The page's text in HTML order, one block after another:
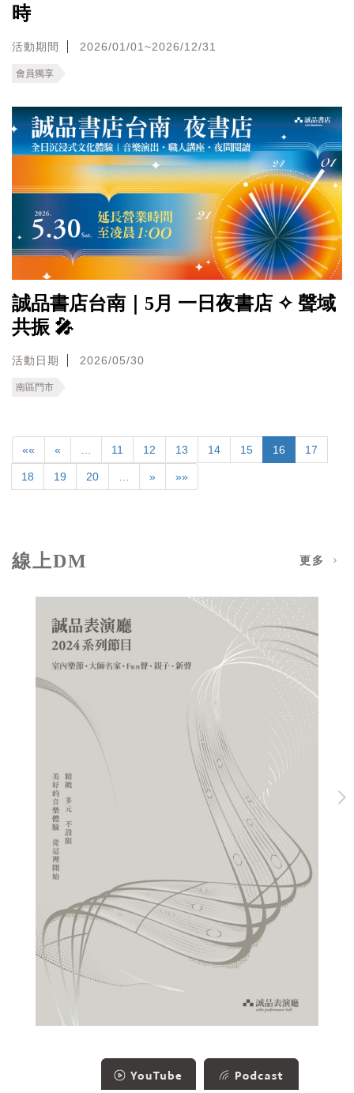
時
活動期間 2026/01/01~2026/12/31
會員獨享
誠品書店台南｜5月 一日夜書店 ✧ 聲域
共振 🎤
活動日期 2026/05/30
南區門市
«« « 11 12 13 14 15 16 17
18 19 20 » »»
線上DM 更多